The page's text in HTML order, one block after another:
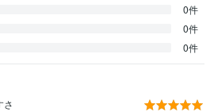
0件
0件
0件
さ